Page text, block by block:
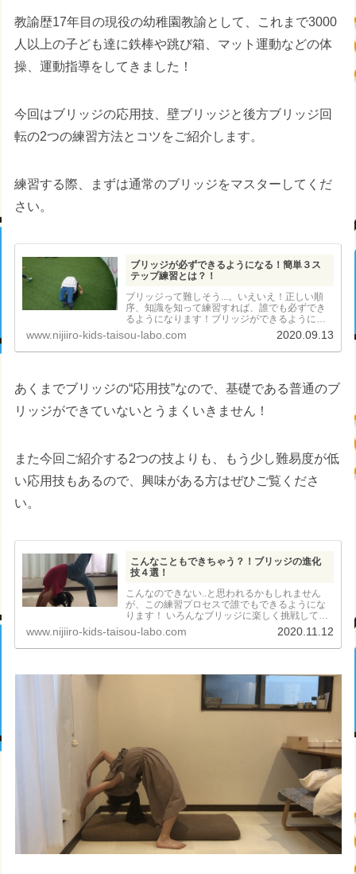
教諭歴17年目の現役の幼稚園教諭として、これまで3000
人以上の子ども達に鉄棒や跳び箱、マット運動などの体
操、運動指導をしてきました！
今回はブリッジの応用技、壁ブリッジと後方ブリッジ回
転の2つの練習方法とコツをご紹介します。
練習する際、まずは通常のブリッジをマスターしてくだ
さい。
ブリッジが必ずできるようになる！簡単３ス
テップ練習とは？！
ブリッジって難しそう...。いえいえ！正しい順
序、知識を知って練習すれば、誰でも必ずでき
るようになります！ブリッジができるようにな
る簡単３ステップとは？！
www.nijiiro-kids-taisou-labo.com 2020.09.13
あくまでブリッジの“応用技”なので、基礎である普通のブ
リッジができていないとうまくいきません！
また今回ご紹介する2つの技よりも、もう少し難易度が低
い応用技もあるので、興味がある方はぜひご覧くださ
い。
こんなこともできちゃう？！ブリッジの進化
技４選！
こんなのできない..と思われるかもしれません
が、この練習プロセスで誰でもできるようにな
ります！ いろんなブリッジに楽しく挑戦してみ
ましょう！
www.nijiiro-kids-taisou-labo.com 2020.11.12